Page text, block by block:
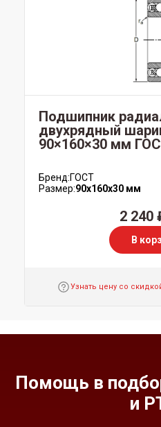
Подшипник
двухрядный
90×160×30 мм
Бренд:ГОСТ
Размер:90x160x30 мм
2 240
В
Узнать цену со
Помощь в
и